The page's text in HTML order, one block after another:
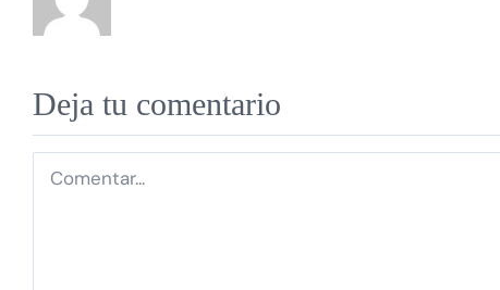
Deja tu comentario
Comentar